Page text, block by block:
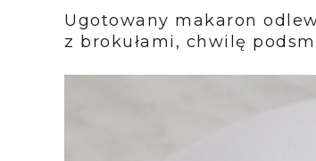
Ugotowany makaron
z brokułami, chwilę